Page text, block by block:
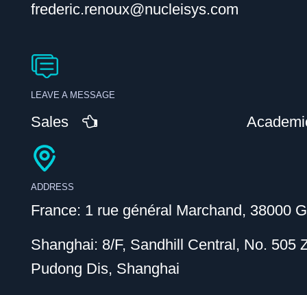
frederic.renoux@nucleisys.com
LEAVE A MESSAGE
Sales
ADDRESS
France: 1 rue général Marchand, 38000
Shanghai: 8/F, Sandhill Central, No. 505
Pudong Dis, Shanghai